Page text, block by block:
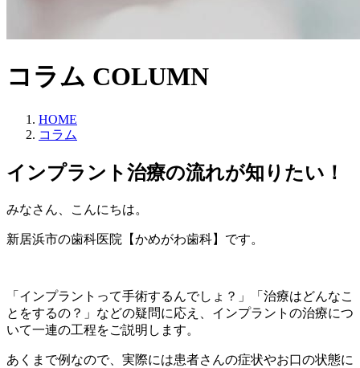
コラム COLUMN
HOME
コラム
インプラント治療の流れが知りたい！
みなさん、こんにちは。
新居浜市の歯科医院【かめがわ歯科】です。
「インプラントって手術するんでしょ？」「治療はどんなこ
とをするの？」などの疑問に応え、インプラントの治療につ
いて一連の工程をご説明します。
あくまで例なので、実際には患者さんの症状やお口の状態に